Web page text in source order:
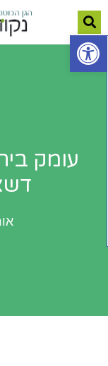
פתח סרגל
עומק